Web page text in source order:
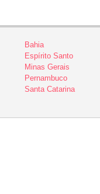
Bahia
Espírito Santo
Minas Gerais
Pernambuco
Santa Catarina